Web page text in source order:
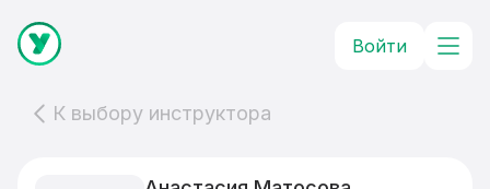
Войти
К выбору инструктора